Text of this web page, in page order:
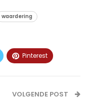
waardering
Pinterest
VOLGENDE POST